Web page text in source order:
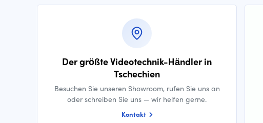
Der größte Videotechnik-Händler in
Tschechien
Besuchen Sie unseren Showroom, rufen Sie uns an
oder schreiben Sie uns — wir helfen gerne.
Kontakt